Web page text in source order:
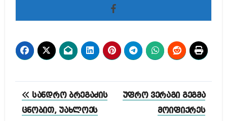
პოსტის
ნავიგაცია
სანდრო ბრეგაძის
ცნობით, უახლოეს
უფრო ვერაგი გეგმა
მოიფიქრეს